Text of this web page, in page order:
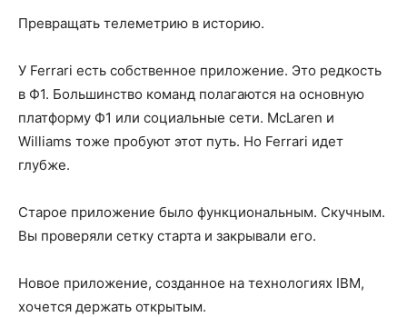
Превращать телеметрию в историю.
У Ferrari есть собственное приложение. Это редкость
в Ф1. Большинство команд полагаются на основную
платформу Ф1 или социальные сети. McLaren и
Williams тоже пробуют этот путь. Но Ferrari идет
глубже.
Старое приложение было функциональным. Скучным.
Вы проверяли сетку старта и закрывали его.
Новое приложение, созданное на технологиях IBM,
хочется держать открытым.